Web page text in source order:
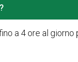
a 4 ore al giorno